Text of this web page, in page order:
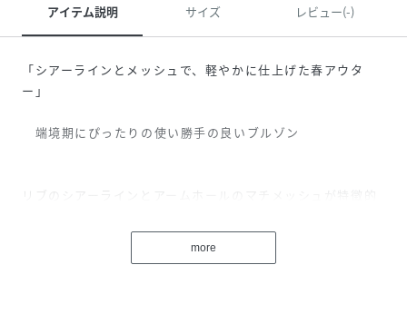
アイテム説明 サイズ レビュー(-)
「シアーラインとメッシュで、軽やかに仕上げた春アウタ
ー」
端境期にぴったりの使い勝手の良いブルゾン
リブのシアーラインとアームホールのマチメッシュが特徴的
先や秋口にぴったりのアウターです。リラックス感のあるシ
ルエットで、カジュアルにもきれいめにも合わせやすく、シ
more